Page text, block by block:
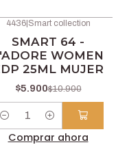
4436|Smart collection
SMART 64 -
WOMEN
25ML MUJER
$5.900$10.900
Comprar ahora